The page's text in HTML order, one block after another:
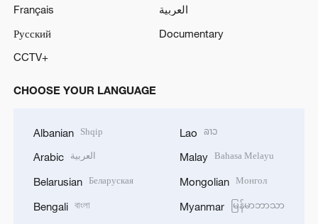
Français
العربية
Русский
Documentary
CCTV+
CHOOSE YOUR LANGUAGE
Albanian Shqip
Arabic العربية
Belarusian Беларуская
Bengali বাংলা
Lao ລາວ
Malay Bahasa Melayu
Mongolian Монгол
Myanmar မြန်မာဘာသာ